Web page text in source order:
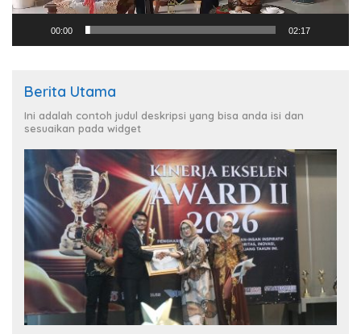
00:00 02:17
Berita Utama
Ini adalah contoh judul deskripsi yang bisa anda isi dan
sesuaikan pada widget